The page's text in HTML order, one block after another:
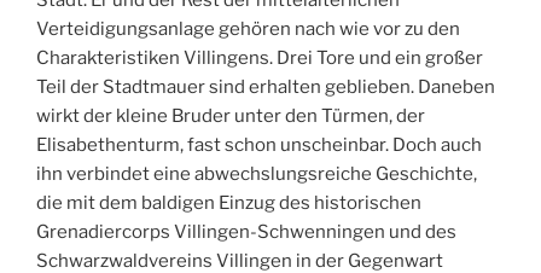
Verteidigungsanlage gehören nach wie vor zu den
Charakteristiken Villingens. Drei Tore und ein großer
Teil der Stadtmauer sind erhalten geblieben. Daneben
wirkt der kleine Bruder unter den Türmen, der
Elisabethenturm, fast schon unscheinbar. Doch auch
ihn verbindet eine abwechslungsreiche Geschichte,
die mit dem baldigen Einzug des historischen
Grenadiercorps Villingen-Schwenningen und des
Schwarzwaldvereins Villingen in der Gegenwart